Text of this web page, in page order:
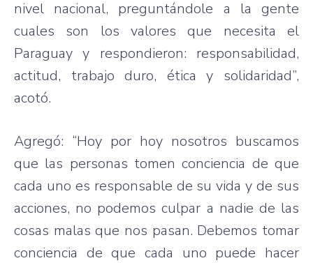
nivel nacional, preguntándole a la gente
cuales son los valores que necesita el
Paraguay y respondieron: responsabilidad,
actitud, trabajo duro, ética y solidaridad”,
acotó.
Agregó: “Hoy por hoy nosotros buscamos
que las personas tomen conciencia de que
cada uno es responsable de su vida y de sus
acciones, no podemos culpar a nadie de las
cosas malas que nos pasan. Debemos tomar
conciencia de que cada uno puede hacer